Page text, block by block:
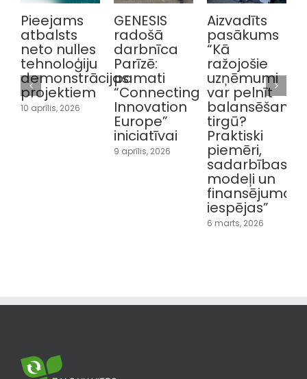
Pieejams
atbalsts
neto nulles
tehnoloģiju
demonstrācijas
projektiem
10 aprīlis, 2026
GENESIS
radošā
darbnīca
Parīzē:
pamati
“Connecting
Innovation
Europe”
iniciatīvai
9 aprīlis, 2026
Aizvadīts
pasākums
“Kā
ražojošie
uzņēmumi
var pelnīt
balansēšanas
tirgū?
Praktiski
piemēri,
sadarbības
modeļi un
finansējuma
iespējas”
6 marts, 2026